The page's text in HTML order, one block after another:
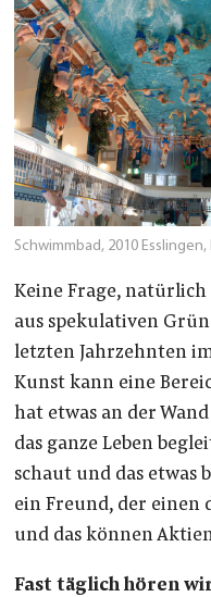
Schwimmbad, 2010
Keine Frage,
aus spekulativen
letzten Jahrzehnten
Kunst kann eine
hat etwas an der
das ganze Leben
schaut und das etwas
ein Freund, der einen
und das können
Fast täglich hören